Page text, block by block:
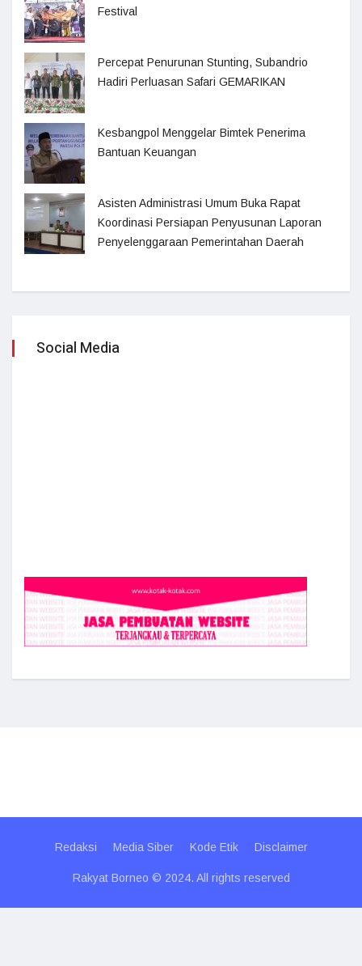
Festival
Percepat Penurunan Stunting, Subandrio
Hadiri Perluasan Safari GEMARIKAN
Kesbangpol Menggelar Bimtek Penerima
Bantuan Keuangan
Asisten Administrasi Umum Buka Rapat
Koordinasi Persiapan Penyusunan Laporan
Penyelenggaraan Pemerintahan Daerah
Social Media
Redaksi Media Siber Kode Etik Disclaimer
Rakyat Borneo © 2024. All rights reserved